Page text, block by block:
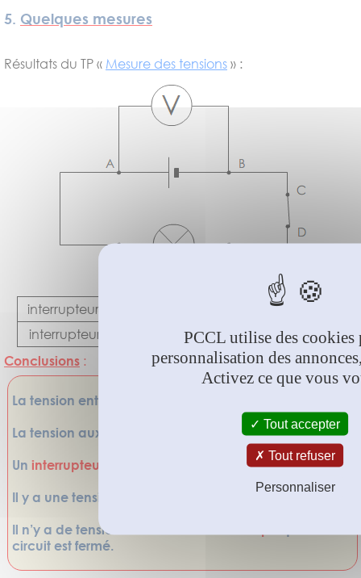
5. Quelques mesures
Résultats du TP « Mesure des tensions » :
CD U
interrupteur ouvert 4,23 V
interrupteur fermé
3,96 V 0 V 0 V
3,96 V
Conclusions :
La tension entre les bornes d’un
La tension aux bornes d’une
n’est jamais nulle.
Un interrupteur fermé
se comporte comme un fil.
Il y a une tension aux bornes d’un
Il n’y a de tension aux bornes d’une
circuit est fermé.
PCCL utilise des cookies
personnalisation des
Activez ce que vous
Tout accepter
Tout refuser
Personnaliser